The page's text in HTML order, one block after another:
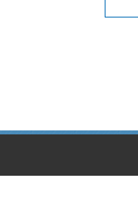
N°